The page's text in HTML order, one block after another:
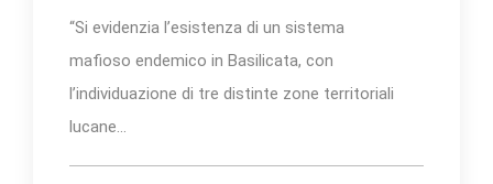
“Si evidenzia l’esistenza di un sistema
mafioso endemico in Basilicata, con
l’individuazione di tre distinte zone territoriali
lucane...